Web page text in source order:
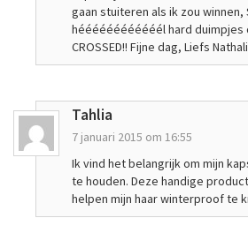
gaan stuiteren als ik zou winnen,
héééééééééééél hard duimpjes
CROSSED!! Fijne dag, Liefs
Tahlia
7 januari 2015 om 16:55
Ik vind het belangrijk om mijn
te houden. Deze handige
helpen mijn haar winterproof te